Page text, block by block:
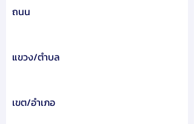
ถนน
แขวง/ตำบล
เขต/อำเภอ